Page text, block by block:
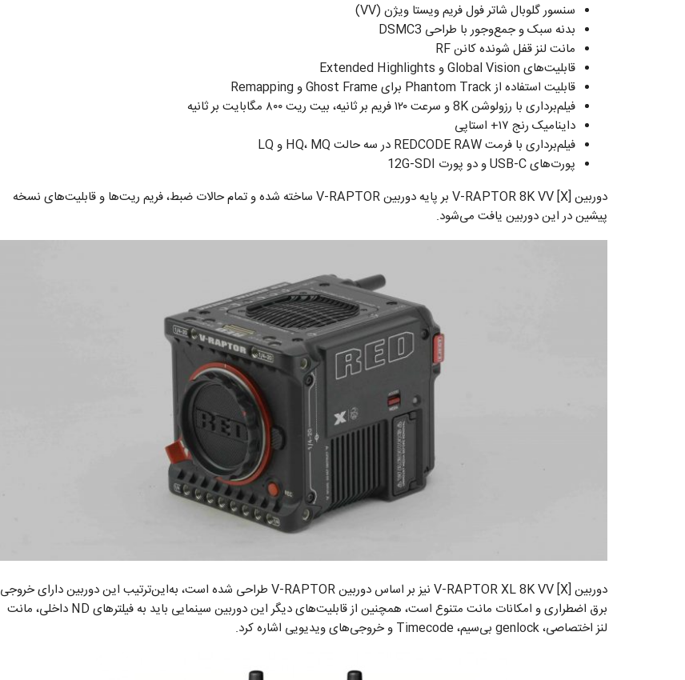
سنسور گلوبال شاتر فول فریم ویستا ویژن (VV)
بدنه سبک و جمع‌وجور با طراحی DSMC3
مانت لنز قفل شونده کانن RF
قابلیت‌های Global Vision و Extended Highlights
قابلیت استفاده از Phantom Track برای Ghost Frame و Remapping
فیلم‌برداری با رزولوشن 8K و سرعت ۱۲۰ فریم بر ثانیه، بیت ریت ۸۰۰ مگابایت بر ثانیه
داینامیک رنج ۱۷+ استاپی
فیلم‌برداری با فرمت REDCODE RAW در سه حالت HQ، MQ و LQ
پورت‌های USB-C و دو پورت 12G-SDI
دوربین V-RAPTOR 8K VV [X] بر پایه دوربین V-RAPTOR ساخته شده و تمام حالات ضبط، فریم ریت‌ها و قابلیت‌های نسخه
پیشین در این دوربین یافت می‌شود.
دوربین V-RAPTOR XL 8K VV [X] نیز بر اساس دوربین V-RAPTOR طراحی شده است، به‌این‌ترتیب این دوربین دارای خروجی
برق اضطراری و امکانات مانت متنوع است، همچنین از قابلیت‌های دیگر این دوربین سینمایی باید به فیلتر‌های ND داخلی، مانت
لنز اختصاصی، genlock بی‌سیم، Timecode و خروجی‌های ویدیویی اشاره کرد.